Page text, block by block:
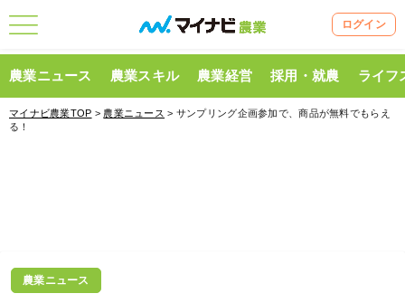
ログイン
農業ニュース 農業スキル 農業経営 採用・就農 ライフ
マイナビ農業TOP > 農業ニュース > サンプリング企画参加で、商品が無料でもらえ
る！
農業ニュース